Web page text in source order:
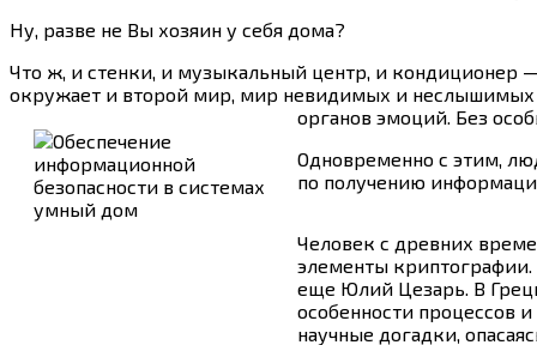
Ну, разве не Вы хозяин у себя дома?
Что ж, и стенки, и музыкальный центр, и кондиционер
окружает и второй мир, мир невидимых и неслышимых
органов эмоций. Без
Одновременно с этим,
по получению
Человек с древних
элементы криптографии.
еще Юлий Цезарь. В
особенности процессов
научные догадки,